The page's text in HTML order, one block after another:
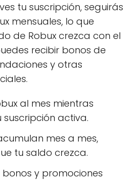
tu suscripción, seguirás
mensuales, lo que
de Robux crezca con el
recibir bonos de
y otras
al mes mientras
activa.
mes a mes,
tu saldo crezca.
bonos y promociones